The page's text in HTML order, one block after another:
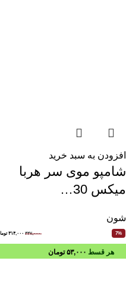
افزودن به سبد خرید
شامپو موی سر هربا
میکس 30…
شون
7% ۳۳۷,۰۰۰ ۳۱۴,۰۰۰
هر قسط ۵۳,۰۰۰ تومان